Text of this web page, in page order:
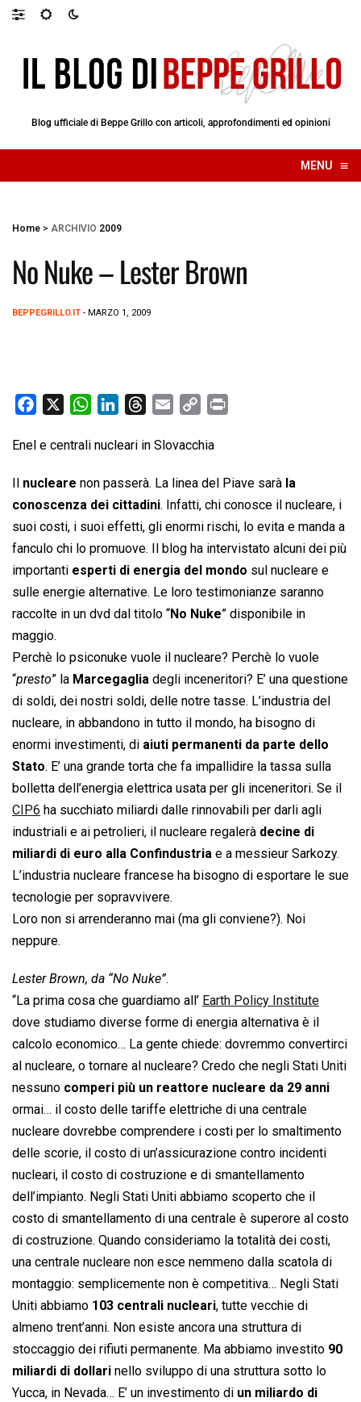
Blog ufficiale di Beppe Grillo con articoli, approfondimenti ed opinioni
MENU ≡
☰
Home > ARCHIVIO 2009
No Nuke – Lester Brown
BEPPEGRILLO.IT - MARZO 1, 2009
c
b
o
o
k
W
a
s
A
p
p
n
e
d
I
n
r
a
d
s
a
l
p
L
i
n
k
t
Enel e centrali nucleari in Slovacchia
nucleare non passerà. La linea del Piave sarà la
conoscenza dei cittadini. Infatti, chi conosce il nucleare, i
suoi costi, i suoi effetti, gli enormi rischi, lo evita e manda a
fanculo chi lo promuove. Il blog ha intervistato alcuni dei più
importanti esperti di energia del mondo sul nucleare e
sulle energie alternative. Le loro testimonianze saranno
raccolte in un dvd dal titolo “No Nuke” disponibile in
maggio.
Perchè lo psiconuke vuole il nucleare? Perchè lo vuole
“presto” la Marcegaglia degli inceneritori? E’ una questione
di soldi, dei nostri soldi, delle notre tasse. L’industria del
nucleare, in abbandono in tutto il mondo, ha bisogno di
enormi investimenti, di aiuti permanenti da parte dello
Stato. E’ una grande torta che fa impallidire la tassa sulla
bolletta dell’energia elettrica usata per gli inceneritori. Se il
CIP6 ha succhiato miliardi dalle rinnovabili per darli agli
industriali e ai petrolieri, il nucleare regalerà decine di
miliardi di euro alla Confindustria e a messieur Sarkozy.
L’industria nucleare francese ha bisogno di esportare le sue
tecnologie per sopravvivere.
Loro non si arrenderanno mai (ma gli conviene?). Noi
neppure.
Lester Brown, da “No Nuke”.
“La prima cosa che guardiamo all’ Earth Policy Institute
dove studiamo diverse forme di energia alternativa è il
calcolo economico… La gente chiede: dovremmo convertirci
al nucleare, o tornare al nucleare? Credo che negli Stati Uniti
nessuno comperi più un reattore nucleare da 29 anni
ormai… il costo delle tariffe elettriche di una centrale
nucleare dovrebbe comprendere i costi per lo smaltimento
delle scorie, il costo di un’assicurazione contro incidenti
nucleari, il costo di costruzione e di smantellamento
dell’impianto. Negli Stati Uniti abbiamo scoperto che il
costo di smantellamento di una centrale è superore al costo
di costruzione. Quando consideriamo la totalità dei costi,
una centrale nucleare non esce nemmeno dalla scatola di
montaggio: semplicemente non è competitiva… Negli Stati
Uniti abbiamo 103 centrali nucleari, tutte vecchie di
almeno trent’anni. Non esiste ancora una struttura di
stoccaggio dei rifiuti permanente. Ma abbiamo investito 90
miliardi di dollari nello sviluppo di una struttura sotto lo
Yucca, in Nevada… E’ un investimento di un miliardo di